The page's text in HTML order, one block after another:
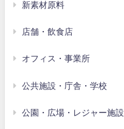
新素材原料
店舗・飲食店
オフィス・事業所
公共施設・庁舎・学校
公園・広場・レジャー施設